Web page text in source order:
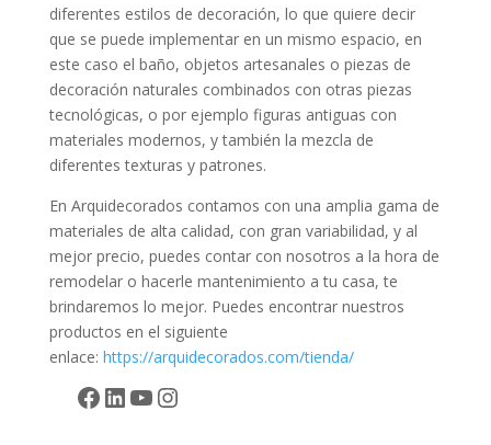
diferentes estilos de decoración, lo que quiere decir
que se puede implementar en un mismo espacio, en
este caso el baño, objetos artesanales o piezas de
decoración naturales combinados con otras piezas
tecnológicas, o por ejemplo figuras antiguas con
materiales modernos, y también la mezcla de
diferentes texturas y patrones.
En Arquidecorados contamos con una amplia gama de
materiales de alta calidad, con gran variabilidad, y al
mejor precio, puedes contar con nosotros a la hora de
remodelar o hacerle mantenimiento a tu casa, te
brindaremos lo mejor. Puedes encontrar nuestros
productos en el siguiente
enlace: https://arquidecorados.com/tienda/
Facebook
LinkedIn
YouTube
Instagram